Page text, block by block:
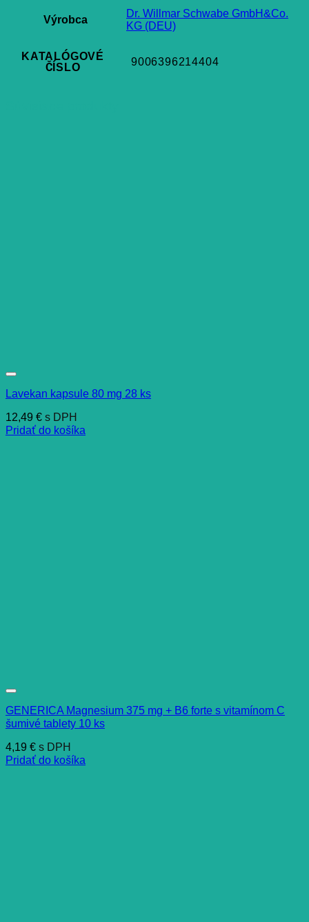
Výrobca
Dr. Willmar Schwabe GmbH&Co.
KG (DEU)
KATALÓGOVÉ
ČÍSLO
9006396214404
Lavekan kapsule 80 mg 28 ks
12,49 € s DPH
Pridať do košíka
GENERICA Magnesium 375 mg + B6 forte s vitamínom C
šumivé tablety 10 ks
4,19 € s DPH
Pridať do košíka